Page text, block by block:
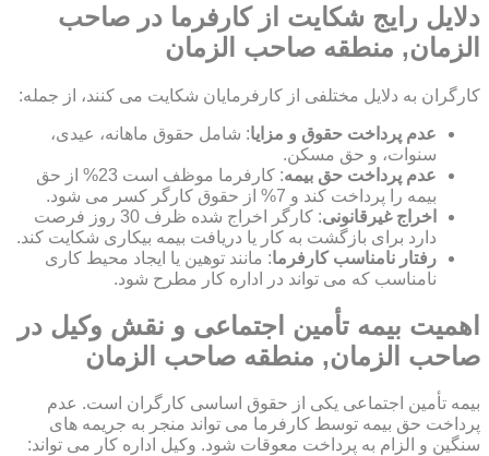
دلایل رایج شکایت از کارفرما در صاحب
الزمان, منطقه صاحب الزمان
کارگران به دلایل مختلفی از کارفرمایان شکایت می کنند، از جمله:
عدم پرداخت حقوق و مزایا: شامل حقوق ماهانه، عیدی،
سنوات، و حق مسکن.
عدم پرداخت حق بیمه
: کارفرما موظف است 23% از حق
بیمه را پرداخت کند و 7% از حقوق کارگر کسر می شود.
اخراج غیرقانونی
: کارگر اخراج شده ظرف 30 روز فرصت
دارد برای بازگشت به کار یا دریافت بیمه بیکاری شکایت کند.
رفتار نامناسب کارفرما: مانند توهین یا ایجاد محیط کاری
نامناسب که می تواند در اداره کار مطرح شود.
اهمیت بیمه تأمین اجتماعی و نقش وکیل در
صاحب الزمان, منطقه صاحب الزمان
بیمه تأمین اجتماعی یکی از حقوق اساسی کارگران است. عدم
پرداخت حق بیمه توسط کارفرما می تواند منجر به جریمه های
سنگین و الزام به پرداخت معوقات شود. وکیل اداره کار می تواند: